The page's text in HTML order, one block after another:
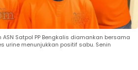
Satpol PP Bengkalis diamankan bersama
urine menunjukkan positif sabu. Senin